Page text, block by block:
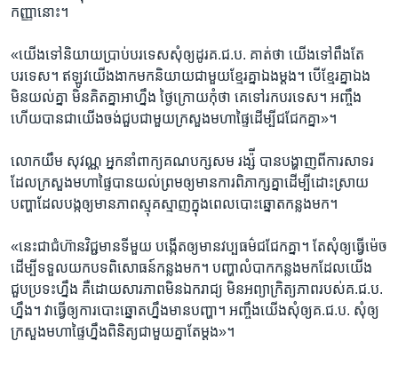
កញ្ញា​នោះ។
«យើង​ទៅ​និយាយ​ប្រាប់​បរទេស​សុំ​ឲ្យ​ដូរគ.ជ.ប.​ គាត់​ថា​ យើង​ទៅ​ពឹង​តែ​
បរទេស។​ ឥឡូវ​យើង​ងាក​មក​និយាយ​ជាមួយ​ខ្មែរ​គ្នា​ឯង​ម្តង។​ បើខ្មែរ​គ្នា​ឯង​
មិន​យល់​គ្នា ​មិនគិត​គ្នា​អាហ្នឹង​ ថ្ងៃក្រោយ​កុំថា​ គេ​ទៅ​រក​បរទេស។​ ​អញ្ចឹង​
ហើយ​បាន​ជា​យើង​ចង់ជួប​ជាមួយ​ក្រសួង​មហាផ្ទៃ​ដើម្បី​ជជែក​គ្នា»។​
លោកយឹម សុវណ្ណ​ អ្នកនាំពាក្យ​គណបក្ស​សម រង្ស៉ី​ បាន​បង្ហាញ​ពី​ការ​សាទរ ​
ដែលក្រសួង​មហាផ្ទៃ​បាន​យល់ព្រមឲ្យ​មាន​ការ​ពិភាក្ស​គ្នា​ដើម្បី​ដោះស្រាយ​
បញ្ហា​ដែល​បង្ក​ឲ្យ​មាន​ភាព​ស្មុគស្មាញ​ក្នុង​ពេល​បោះឆ្នោត​កន្លង​មក។​
«នេះ​ជា​ជំហ៊ាន​វិជ្ជមាន​ទីមួយ​ បង្កើត​ឲ្យ​មាន​វប្បធម៌​ជជែក​គ្នា។​ តែ​សុំឲ្យ​ធ្វើ​ម៉េច​
ដើម្បី​ទទួល​យក​បទ​ពិសោធន៍​កន្លង​មក។ ​បញ្ហា​លំបាក​កន្លងមក​ដែល​យើង​
ជួប​ប្រទះ​ហ្នឹង​ គឺ​ដោយសារ​ភាព​មិន​ឯករាជ្យ​ មិនអព្យាក្រិត្យ​ភាពរបស់​គ.ជ.ប.​
ហ្នឹង។​ វាធ្វើឲ្យ​ការ​បោះឆ្នោត​ហ្នឹង​មាន​បញ្ហា។​ អញ្ចឹង​យើង​សុំឲ្យ​គ.ជ.ប.​ សុំឲ្យ​
ក្រសួង​មហាផ្ទៃ​ហ្នឹង​ពិនិត្យ​ជាមួយ​គ្នា​តែ​ម្តង»។​